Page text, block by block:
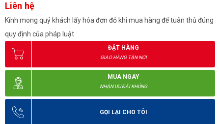
Liên hệ
Kính mong quý khách lấy hóa đơn đỏ khi mua hàng để tuân thủ đúng
quy định của pháp luật
ĐẶT HÀNG
GIAO HÀNG TẬN NƠI
MUA NGAY
NHẬN ƯU ĐÃI KHỦNG
GỌI LẠI CHO TÔI